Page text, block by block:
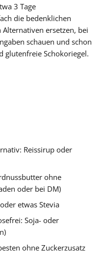
3 Tage
die bedenklichen
ersetzen, bei
schauen und schon
glutenfreie Schokoriegel.
Reissirup oder
ohne
oder bei DM)
etwas Stevia
Soja- oder
ohne Zuckerzusatz